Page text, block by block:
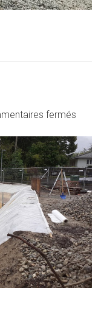
fermés
8